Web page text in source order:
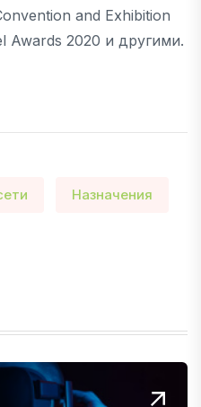
and Exhibition
Awards 2020 и другими.
Назначения